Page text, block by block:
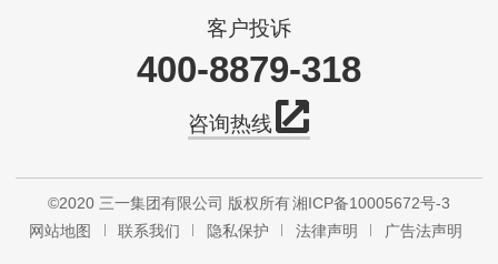
客户投诉
400-8879-318
咨询热线
©2020 三一集团有限公司 版权所有湘ICP备10005672号-3
网站地图
联系我们 隐私保护 法律声明 广告法声明